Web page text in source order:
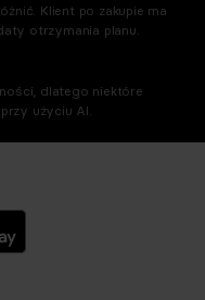
Klient po zakupie ma
otrzymania planu.
dlatego niektóre
użyciu AI.